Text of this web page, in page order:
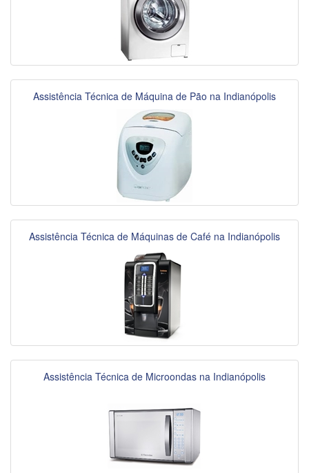
Assistência Técnica de Máquina de Pão na Indianópolis
Assistência Técnica de Máquinas de Café na Indianópolis
Assistência Técnica de Microondas na Indianópolis